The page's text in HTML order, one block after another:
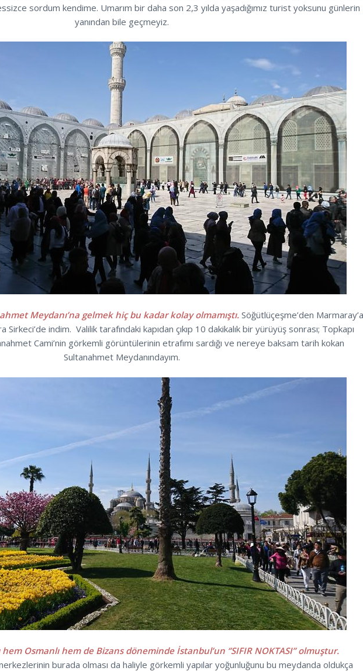
sordum kendime. Umarım bir daha son 2,3 yılda yaşadığımız turist yoksunu günlerin
yanından bile geçmeyiz.
Meydanı’na gelmek hiç bu kadar kolay olmamıştı. Söğütlüçeşme’den
indim. Valilik tarafındaki kapıdan çıkıp 10 dakikalık bir yürüyüş sonrası; Topkapı
Cami’nin görkemli görüntülerinin etrafımı sardığı ve nereye baksam tarih kokan
Sultanahmet Meydanındayım.
Osmanlı hem de Bizans döneminde İstanbul’un ‘’SIFIR NOKTASI’’ olmuştur.
burada olması da haliyle görkemli yapılar yoğunluğunu bu meydanda oldukça